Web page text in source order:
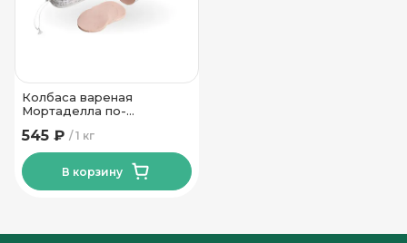
Колбаса вареная
Мортаделла по-
Волковысский МК
1 кг
545 ₽
В корзину